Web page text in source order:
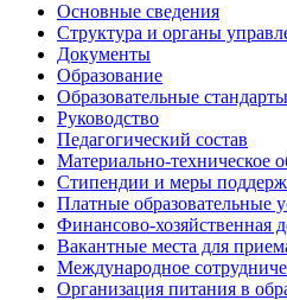
Основные сведения
Структура и органы
Документы
Образование
Образовательные
Руководство
Педагогический состав
Материально-техническое
Стипендии и меры
Платные образовательные
Финансово-хозяйственная
Вакантные места для
Международное
Организация питания в